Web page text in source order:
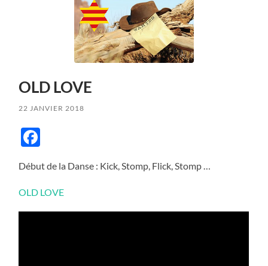
OLD LOVE
22 JANVIER 2018
Début de la Danse : Kick, Stomp, Flick, Stomp …
OLD LOVE